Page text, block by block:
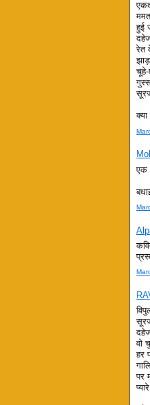
हुई
रेत
एक
वो
हर
पर